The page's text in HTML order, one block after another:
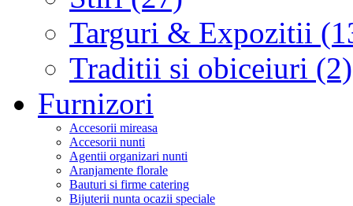
Targuri & Expozitii
Traditii si obiceiuri (2)
Furnizori
Accesorii mireasa
Accesorii nunti
Agentii organizari nunti
Aranjamente florale
Bauturi si firme catering
Bijuterii nunta ocazii speciale